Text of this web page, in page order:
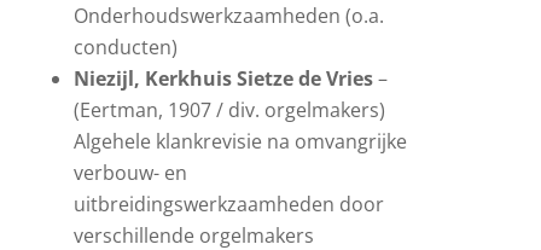
Onderhoudswerkzaamheden (o.a.
conducten)
Niezijl, Kerkhuis Sietze de Vries–
(Eertman, 1907 / div. orgelmakers)
Algehele klankrevisie na omvangrijke
verbouw- en
uitbreidingswerkzaamheden door
verschillende orgelmakers